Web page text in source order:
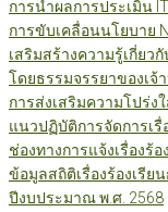
การนำผลการประเมิน
การขับเคลื่อนนโยบาย
เสริมสร้างความรู้เกี่ย
โดยธรรมจรรยาของเจ้
การส่งเสริมความโปร่ง
แนวปฏิบัติการจัดการเ
ช่องทางการแจ้งเรื่องร้
ข้อมูลสถิติเรื่องร้องเรีย
ปีงบประมาณ พ.ศ. 2568